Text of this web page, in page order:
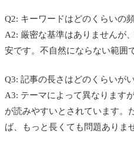
Q2: キーワードはどのくらいの
A2: 厳密な基準はありませんが
安です。不自然にならない範囲
Q3: 記事の長さはどのくらいが
A3: テーマによって異なります
が読みやすいとされています。
ば、もっと長くても問題ありま